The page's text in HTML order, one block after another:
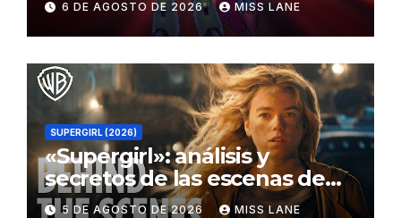
6 DE AGOSTO DE 2026 MISS LANE
SUPERGIRL (2026)
«Supergirl»: análisis y
secretos de las escenas de
lucha
5 DE AGOSTO DE 2026 MISS LANE